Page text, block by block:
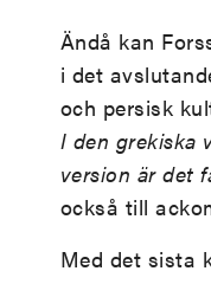
Ändå kan
i det
och persisk
I den grekiska
version är det
också till
Med det sista